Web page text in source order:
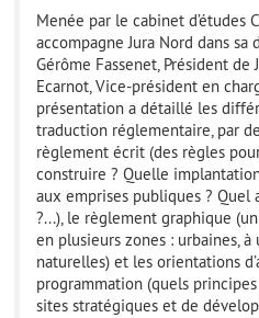
Menée par le cabinet d’études
accompagne Jura Nord dans sa
Gérôme Fassenet, Président de
Ecarnot, Vice-président en
présentation a détaillé les
traduction réglementaire, par
règlement écrit (des règles
construire ? Quelle
aux emprises publiques ? Quel
?...), le règlement graphique
en plusieurs zones : urbaines, à
naturelles) et les orientations
programmation (quels
sites stratégiques et de